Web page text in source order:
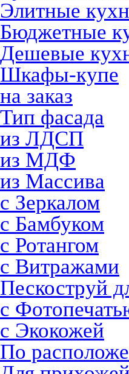
Элитные
Бюджетные
Дешевые
Шкафы-купе
на заказ
Тип фасада
из ЛДСП
из МДФ
из Массива
с Зеркалом
с Бамбуком
с Ротангом
с Витражами
Пескоструй
с
с Экокожей
По